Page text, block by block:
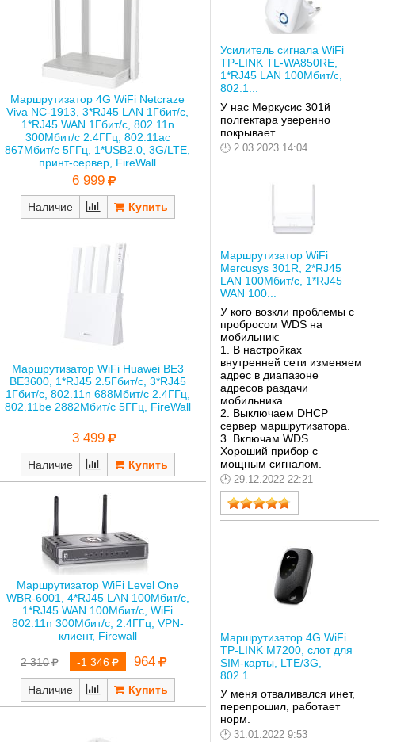
Маршрутизатор 4G WiFi Netcraze
Viva NC-1913, 3*RJ45 LAN 1Гбит/с,
1*RJ45 WAN 1Гбит/с, 802.11n
300Мбит/с 2.4ГГц, 802.11ac
867Мбит/с 5ГГц, 1*USB2.0, 3G/LTE,
принт-сервер, FireWall
6 999
Наличие
Маршрутизатор WiFi Huawei BE3
BE3600, 1*RJ45 2.5Гбит/с, 3*RJ45
1Гбит/с, 802.11n 688Мбит/с 2.4ГГц,
802.11be 2882Мбит/с 5ГГц, FireWall
3 499
Наличие
Маршрутизатор WiFi Level One
WBR-6001, 4*RJ45 LAN 100Мбит/с,
1*RJ45 WAN 100Мбит/с, WiFi
802.11n 300Мбит/с, 2.4ГГц, VPN-
клиент, Firewall
2 310 -1 346 964
Наличие
Усилитель сигнала WiFi
TP-LINK TL-WA850RE,
1*RJ45 LAN 100Мбит/с,
802.1...
У нас Меркусис 301й
полгектара уверенно
покрывает
2.03.2023 14:04
Маршрутизатор WiFi
Mercusys 301R, 2*RJ45
LAN 100Мбит/с, 1*RJ45
WAN 100...
У кого возкли проблемы с
пробросом WDS на
мобильник:
1. В настройках
внутренней сети изменяем
адрес в диапазоне
адресов раздачи
мобильника.
2. Выключаем DHCP
сервер маршрутизатора.
3. Включам WDS.
Хороший прибор с
мощным сигналом.
29.12.2022 22:21
Маршрутизатор 4G WiFi
TP-LINK M7200, слот для
SIM-карты, LTE/3G,
802.1...
У меня отваливался инет,
перепрошил, работает
норм.
31.01.2022 9:53